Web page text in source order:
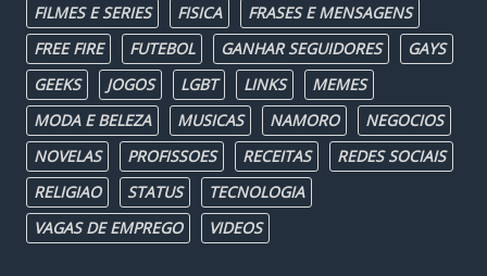
FILMES E SERIES
FISICA
FRASES E MENSAGENS
FREE FIRE
FUTEBOL GANHAR SEGUIDORES
GAYS
GEEKS
JOGOS LGBT LINKS
MEMES
MODA E BELEZA
MUSICAS NAMORO
NEGOCIOS
NOVELAS
PROFISSOES RECEITAS
REDES SOCIAIS
RELIGIAO
STATUS
TECNOLOGIA
VAGAS DE EMPREGO
VIDEOS